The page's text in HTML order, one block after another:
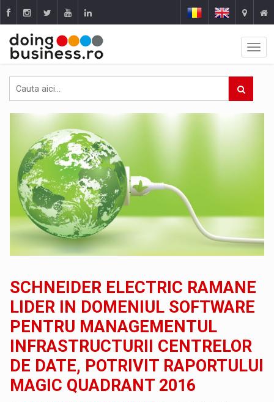
SCHNEIDER ELECTRIC RAMANE
LIDER IN DOMENIUL SOFTWARE
PENTRU MANAGEMENTUL
INFRASTRUCTURII CENTRELOR
DE DATE, POTRIVIT RAPORTULUI
MAGIC QUADRANT 2016